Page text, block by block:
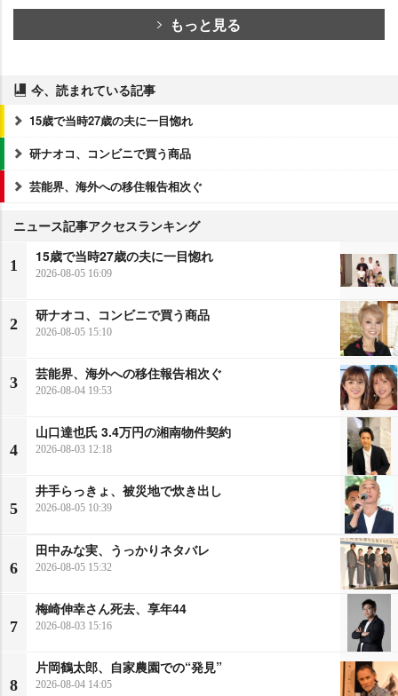
もっと見る
今、読まれている記事
15歳で当時27歳の夫に一目惚れ
研ナオコ、コンビニで買う商品
芸能界、海外への移住報告相次ぐ
ニュース記事アクセスランキング
1
15歳で当時27歳の夫に一目惚れ
2026-08-05 16:09
2
研ナオコ、コンビニで買う商品
2026-08-05 15:10
3
芸能界、海外への移住報告相次ぐ
2026-08-04 19:53
4
山口達也氏 3.4万円の湘南物件契約
2026-08-03 12:18
5
井手らっきょ、被災地で炊き出し
2026-08-05 10:39
6
田中みな実、うっかりネタバレ
2026-08-05 15:32
7
梅崎伸幸さん死去、享年44
2026-08-03 15:16
8
片岡鶴太郎、自家農園での“発見”
2026-08-04 14:05